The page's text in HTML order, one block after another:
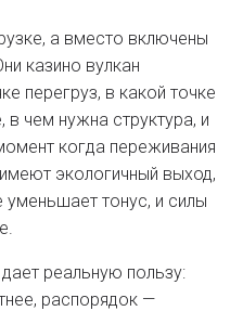
а вместо включены
казино вулкан
перегруз, в какой точке
в чем нужна структура, и
когда переживания
экологичный выход,
тонус, и силы
реальную пользу:
распорядок —